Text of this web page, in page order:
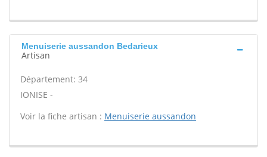
Menuiserie aussandon Bedarieux
Artisan
Département: 34
IONISE -
Voir la fiche artisan : Menuiserie aussandon